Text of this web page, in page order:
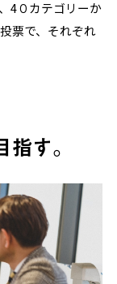
4０カテゴリーか
票で、それぞれ
す。